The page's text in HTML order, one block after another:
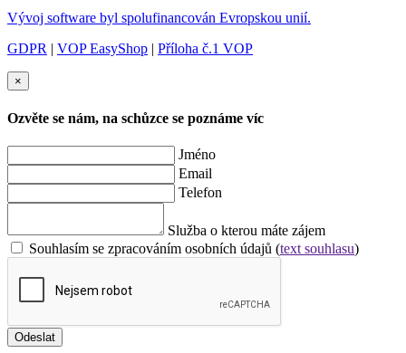
Vývoj software byl spolufinancován Evropskou unií.
GDPR
VOP EasyShop Příloha č.1 VOP
×
Ozvěte se nám, na schůzce se poznáme víc
Jméno
Email
Telefon
Služba o kterou máte zájem
Souhlasím se zpracováním osobních údajů (text souhlasu)
Odeslat